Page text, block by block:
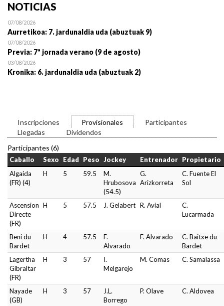
NOTICIAS
07/08/2026
Aurretikoa: 7. jardunaldia uda (abuztuak 9)
07/08/2026
Previa: 7ª jornada verano (9 de agosto)
03/08/2026
Kronika: 6. jardunaldia uda (abuztuak 2)
Inscripciones Provisionales
Participantes
Llegadas
Dividendos
Participantes (6)
Caballo Sexo Edad Peso Jockey Entrenador Propietario
Algaida
(FR) (4)
H 5 59.5
M.
Hrubosova
(54.5)
G.
Arizkorreta
C. Fuente El
Sol
Ascension
Directe
(FR)
H 5 57.5 J. Gelabert R. Avial
C.
Lucarmada
Beni du
Bardet
H 4 57.5
F.
Alvarado
F. Alvarado
C. Baitxe du
Bardet
Lagertha
Gibraltar
(FR)
H 3 57
I.
Melgarejo
M. Comas C. Samalassa
Nayade
(GB)
H 3 57
J.L.
Borrego
P. Olave C. Aldovea